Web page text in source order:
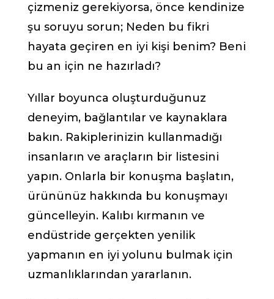
çizmeniz gerekiyorsa, önce kendinize
şu soruyu sorun; Neden bu fikri
hayata geçiren en iyi kişi benim? Beni
bu an için ne hazırladı?
Yıllar boyunca oluşturduğunuz
deneyim, bağlantılar ve kaynaklara
bakın. Rakiplerinizin kullanmadığı
insanların ve araçların bir listesini
yapın. Onlarla bir konuşma başlatın,
ürününüz hakkında bu konuşmayı
güncelleyin. Kalıbı kırmanın ve
endüstride gerçekten yenilik
yapmanın en iyi yolunu bulmak için
uzmanlıklarından yararlanın.